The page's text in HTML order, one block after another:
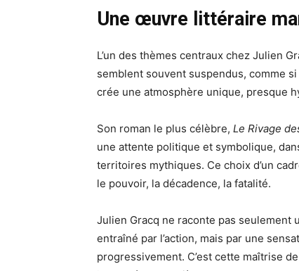
Une œuvre littéraire
L’un des thèmes centraux chez Julien
semblent souvent suspendus, comme
crée une atmosphère unique, presque
Son roman le plus célèbre, Le Rivage
une attente politique et symbolique,
territoires mythiques. Ce choix d’un
le pouvoir, la décadence, la fatalité.
Julien Gracq ne raconte pas seulement
entraîné par l’action, mais par une
progressivement. C’est cette maîtrise